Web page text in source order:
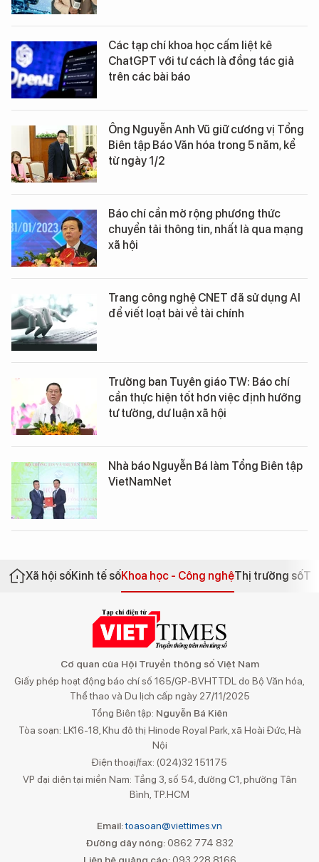
Các tạp chí khoa học cấm liệt kê
ChatGPT với tư cách là đồng tác giả
trên các bài báo
Ông Nguyễn Anh Vũ giữ cương vị Tổng
Biên tập Báo Văn hóa trong 5 năm, kể
từ ngày 1/2
Báo chí cần mở rộng phương thức
chuyển tải thông tin, nhất là qua mạng
xã hội
Trang công nghệ CNET đã sử dụng AI
để viết loạt bài về tài chính
Trưởng ban Tuyên giáo TW: Báo chí
cần thực hiện tốt hơn việc định hướng
tư tưởng, dư luận xã hội
Nhà báo Nguyễn Bá làm Tổng Biên tập
VietNamNet
Xã hội sốKinh tế sốKhoa học - Công nghệThị trường số
Cơ quan của Hội Truyền thông số Việt Nam
Giấy phép hoạt động báo chí số 165/GP-BVHTTDL do Bộ Văn hóa,
Thể thao và Du lịch cấp ngày 27/11/2025
Tổng Biên tập: Nguyễn Bá Kiên
Tòa soạn: LK16-18, Khu đô thị Hinode Royal Park, xã Hoài Đức, Hà
Nội
Điện thoại/fax: (024)32 151175
VP đại diện tại miền Nam: Tầng 3, số 54, đường C1, phường Tân
Bình, TP.HCM
Email:toasoan@viettimes.vn
Đường dây nóng: 0862 774 832